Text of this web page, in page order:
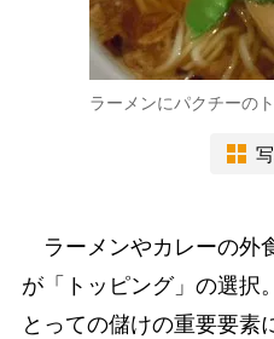
ラーメンにパクチーの
ラーメンやカレーの外
が「トッピング」の選択
とっての儲けの重要要素